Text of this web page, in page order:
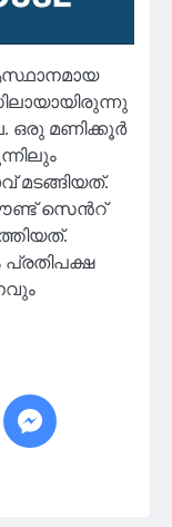
ഒരു മണിക്കൂർ
മടങ്ങിയത്.
സെന്‍റ്